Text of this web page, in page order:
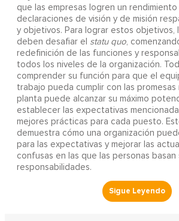
que las empresas logren un
declaraciones de visión y de misión
y objetivos. Para lograr estos objetivos,
deben desafiar el statu quo,
redefinición de las funciones y
todos los niveles de la organización.
comprender su función para que el
trabajo pueda cumplir con las promesas
planta puede alcanzar su máximo
establecer las expectativas
mejores prácticas para cada puesto.
demuestra cómo una organización
para las expectativas y mejorar las
confusas en las que las personas basan
responsabilidades.